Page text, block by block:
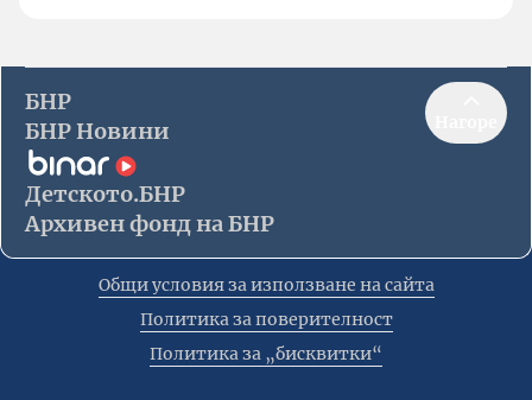
БНР
БНР Новини
Детското.БНР
Архивен фонд на БНР
Общи условия за използване на сайта
Политика за поверителност
Политика за „бисквитки“